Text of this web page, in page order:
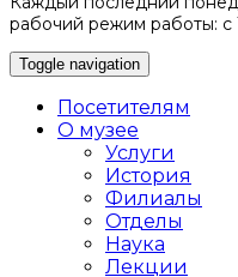
рабочий режим работы: с
Toggle navigation
Посетителям
О музее
Услуги
История
Филиалы
Отделы
Наука
Лекции